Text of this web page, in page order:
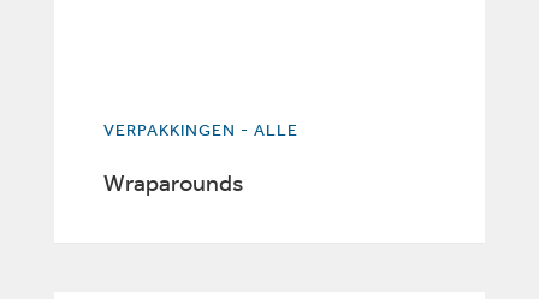
VERPAKKINGEN - ALLE
Wraparounds